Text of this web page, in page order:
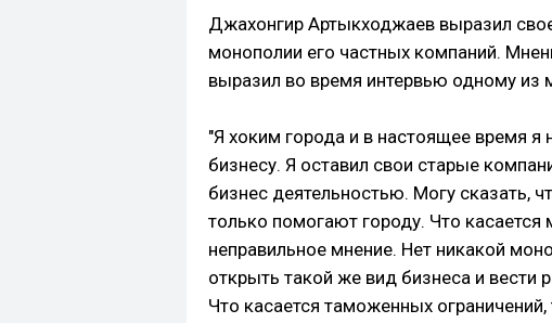
Джахонгир Артыкходжаев выразил
монополии его частных компаний.
выразил во время интервью одному из
"Я хоким города и в настоящее время
бизнесу. Я оставил свои старые
бизнес деятельностью. Могу сказать,
только помогают городу. Что касается
неправильное мнение. Нет никакой
открыть такой же вид бизнеса и вести
Что касается таможенных